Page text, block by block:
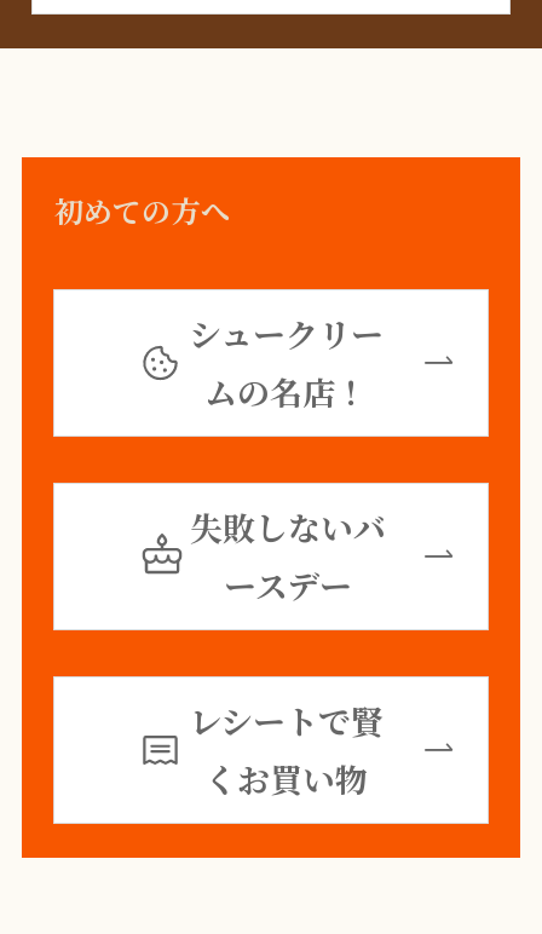
初めての方へ
シュークリー
ムの名店！
失敗しないバ
ースデー
レシートで賢
くお買い物